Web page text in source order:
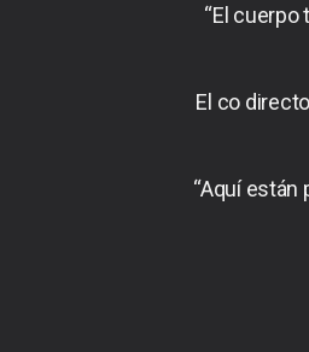
“El
El co
“Aquí